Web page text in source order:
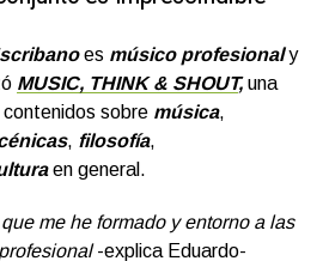
es músico profesionaly
MUSIC, THINK & SHOUT,una
sobre música,
, filosofía,
en general.
me he formado y entorno a las
-explica Eduardo-